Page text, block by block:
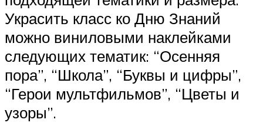
Украсить класс ко Дню Знаний
можно виниловыми наклейками
следующих тематик: “Осенняя
пора”, “Школа”, “Буквы и цифры”,
“Герои мультфильмов”, “Цветы и
узоры”.